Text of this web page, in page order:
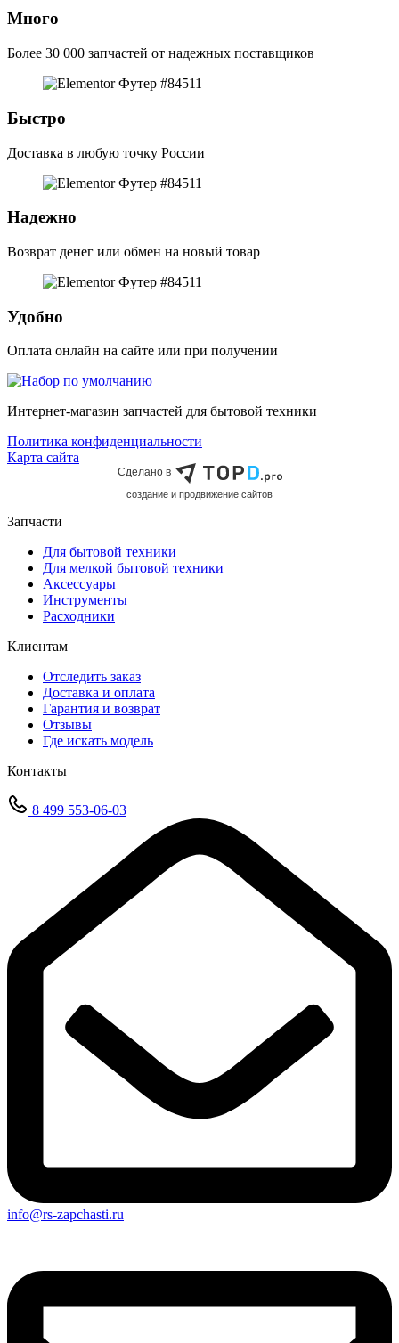
Много
Более 30 000 запчастей от надежных поставщиков
Быстро
Доставка в любую точку России
Надежно
Возврат денег или обмен на новый товар
Удобно
Оплата онлайн на сайте или при получении
Интернет-магазин запчастей для бытовой техники
Политика конфиденциальности
Карта сайта
Сделано в
cоздание и продвижение сайтов
Запчасти
Для бытовой техники
Для мелкой бытовой техники
Аксессуары
Инструменты
Расходники
Клиентам
Отследить заказ
Доставка и оплата
Гарантия и возврат
Отзывы
Где искать модель
Контакты
8 499 553-06-03
info@rs-zapchasti.ru